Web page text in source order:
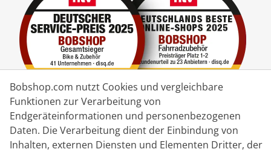
Lieferpartner
Bobshop.com nutzt Cookies und vergleichbare
Funktionen zur Verarbeitung von
Endgeräteinformationen und personenbezogenen
Daten. Die Verarbeitung dient der Einbindung von
Inhalten, externen Diensten und Elementen Dritter, der